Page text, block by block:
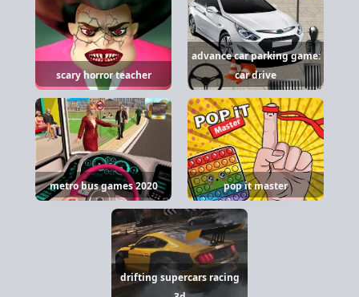
scary horror teacher
advance car parking game:
car drive
metro bus games 2020 pop it master
drifting supercars racing